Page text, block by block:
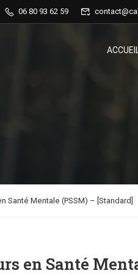
06 80 93 62 59
Santé Mentale (PSSM) – [Standard]
en Santé